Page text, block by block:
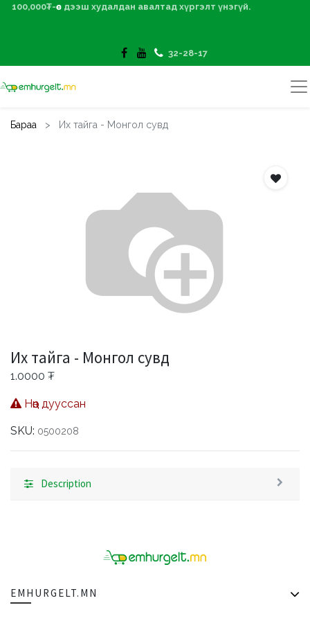
100,000₮-өөс дээш худалдан авалтад хүргэлт үнэгүй.
32-28-17
Бараа Их тайга - Монгол сувд
Их тайга - Монгол сувд
1.0000 ₮
Нөөц дууссан
SKU: 0500208
Description
EMHURGELT.MN